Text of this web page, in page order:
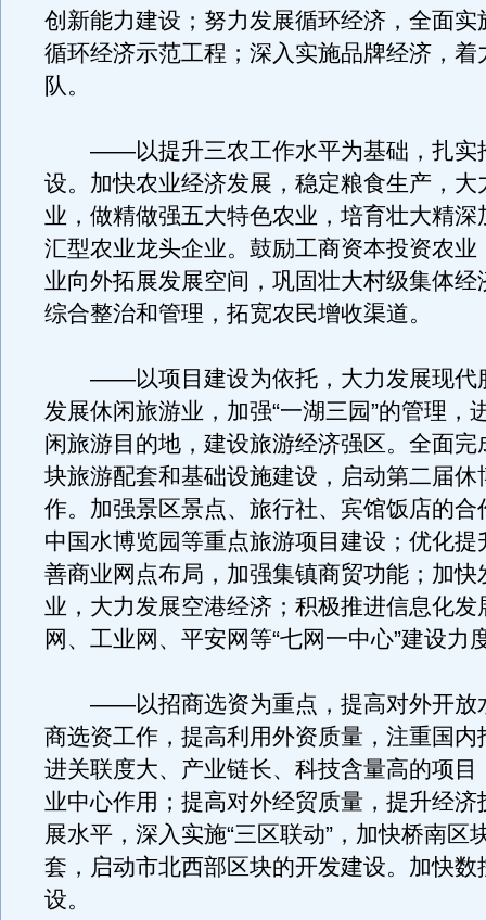
创新能力建设；努力发展循环经济，全面实
循环经济示范工程；深入实施品牌经济，着
队。
——以提升三农工作水平为基础，扎实
设。加快农业经济发展，稳定粮食生产，大
业，做精做强五大特色农业，培育壮大精深
汇型农业龙头企业。鼓励工商资本投资农业
业向外拓展发展空间，巩固壮大村级集体经
综合整治和管理，拓宽农民增收渠道。
——以项目建设为依托，大力发展现代
发展休闲旅游业，加强“一湖三园”的管理，
闲旅游目的地，建设旅游经济强区。全面完
块旅游配套和基础设施建设，启动第二届休
作。加强景区景点、旅行社、宾馆饭店的合
中国水博览园等重点旅游项目建设；优化提
善商业网点布局，加强集镇商贸功能；加快
业，大力发展空港经济；积极推进信息化发
网、工业网、平安网等“七网一中心”建设力
——以招商选资为重点，提高对外开放
商选资工作，提高利用外资质量，注重国内
进关联度大、产业链长、科技含量高的项目
业中心作用；提高对外经贸质量，提升经济
展水平，深入实施“三区联动”，加快桥南区
套，启动市北西部区块的开发建设。加快数
设。